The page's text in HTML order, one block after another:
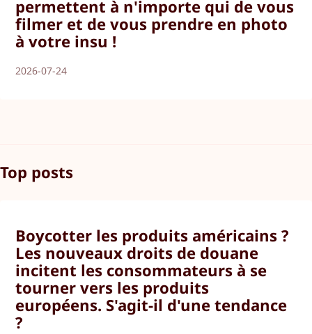
permettent à n'importe qui de vous
filmer et de vous prendre en photo
à votre insu !
2026-07-24
Top posts
Boycotter les produits américains ?
Les nouveaux droits de douane
incitent les consommateurs à se
tourner vers les produits
européens. S'agit-il d'une tendance
?